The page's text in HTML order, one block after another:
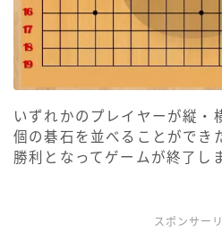
いずれかのプレイヤーが縦・
個の碁石を並べることができ
勝利となってゲームが終了し
スポンサー